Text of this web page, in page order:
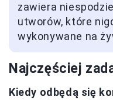
zawiera
utworów, które
wykonywane na
Najczęściej
Kiedy odbędą się